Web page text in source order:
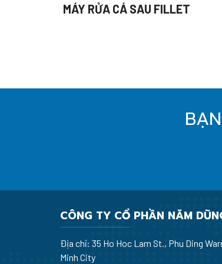
MÁY RỬA CÁ SAU FILLET
CÔNG TY CỔ PHẦN NĂM
Địa chỉ: 35 Ho Hoc Lam St., Phu Ding
Minh City